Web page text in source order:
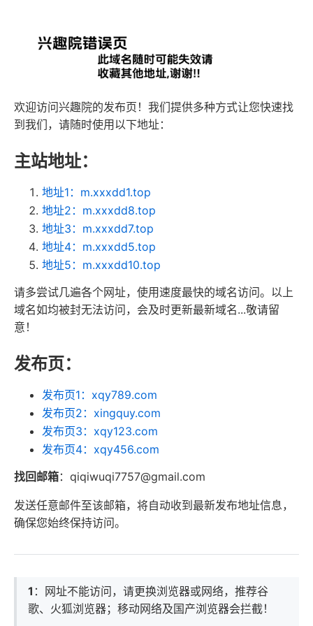
欢迎访问兴趣院的发布页！我们提供多种方式让您快速找
到我们，请随时使用以下地址：
主站地址：
地址1：m.xxxdd1.top
地址2：m.xxxdd8.top
地址3：m.xxxdd7.top
地址4：m.xxxdd5.top
地址5：m.xxxdd10.top
请多尝试几遍各个网址，使用速度最快的域名访问。以上
域名如均被封无法访问，会及时更新最新域名...敬请留
意！
发布页：
发布页1：xqy789.com
发布页2：xingquy.com
发布页3：xqy123.com
发布页4：xqy456.com
找回邮箱：qiqiwuqi7757@gmail.com
发送任意邮件至该邮箱，将自动收到最新发布地址信息，
确保您始终保持访问。
1 ：网址不能访问，请更换浏览器或网络，推荐谷
歌、火狐浏览器；移动网络及国产浏览器会拦截！